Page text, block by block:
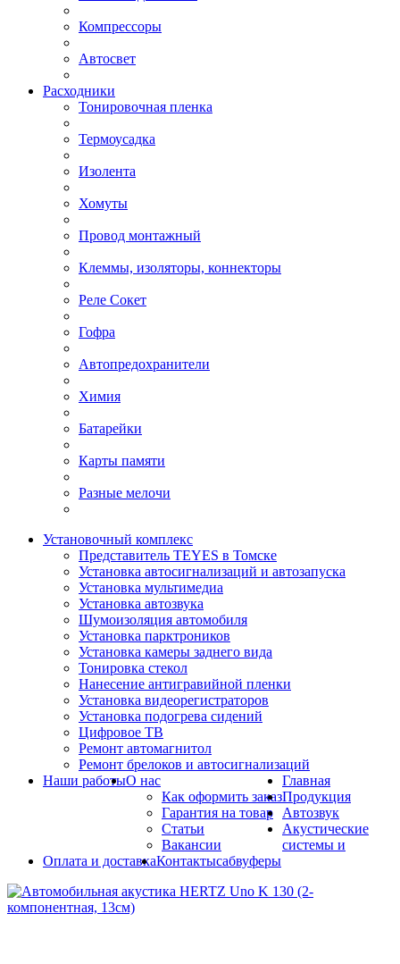
Компрессоры
Автосвет
Расходники
Тонировочная пленка
Термоусадка
Изолента
Хомуты
Провод монтажный
Клеммы, изоляторы, коннекторы
Реле Сокет
Гофра
Автопредохранители
Химия
Батарейки
Карты памяти
Разные мелочи
Установочный комплекс
Представитель TEYES в Томске
Установка автосигнализаций и автозапуска
Установка мультимедиа
Установка автозвука
Шумоизоляция автомобиля
Установка парктроников
Установка камеры заднего вида
Тонировка стекол
Нанесение антигравийной пленки
Установка видеорегистраторов
Установка подогрева сидений
Цифровое ТВ
Ремонт автомагнитол
Ремонт брелоков и автосигнализаций
Наши работыО нас
Как оформить заказ
Гарантия на товар
Статьи
Вакансии
Оплата и доставкаКонтакты
Главная
Продукция
Автозвук
Акустические
системы и
сабвуферы